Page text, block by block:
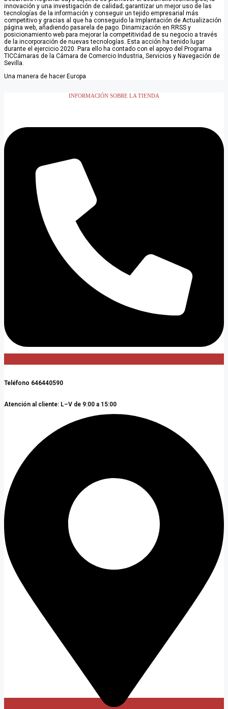
innovación y una investigación de calidad; garantizar un mejor uso de las
tecnologías de la información y conseguir un tejido empresarial más
competitivo y gracias al que ha conseguido la Implantación de Actualización
página web, añadiendo pasarela de pago. Dinamización en RRSS y
posicionamiento web para mejorar la competitividad de su negocio a través
de la incorporación de nuevas tecnologías. Esta acción ha tenido lugar
durante el ejercicio 2020. Para ello ha contado con el apoyo del Programa
TICCámaras de la Cámara de Comercio Industria, Servicios y Navegación de
Sevilla.
Una manera de hacer Europa
INFORMACIÓN SOBRE LA TIENDA
Teléfono 646440590
Atención al cliente: L–V de 9:00 a 15:00